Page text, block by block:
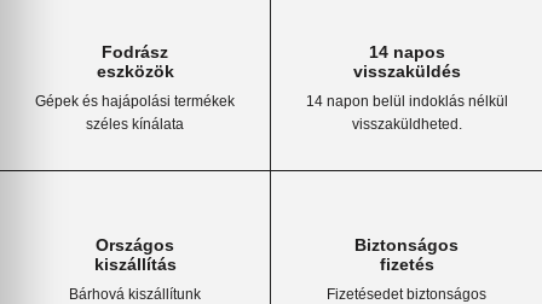
Fodrász
eszközök
Gépek és hajápolási termékek
széles kínálata
14 napos
visszaküldés
14 napon belül indoklás nélkül
visszaküldheted.
Országos
kiszállítás
Bárhová kiszállítunk
Biztonságos
fizetés
Fizetésedet biztonságos